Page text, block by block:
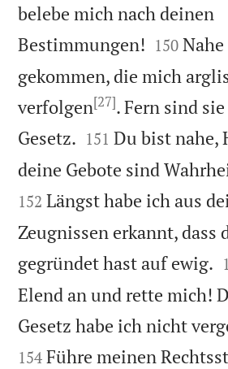
belebe mich nach deinen
Bestimmungen! 

150
gekommen, die mich
verfolgen[27]. Fern sind
Gesetz. 

151 Du bist nahe,
deine Gebote sind
152 Längst habe ich aus
Zeugnissen erkannt, dass
gegründet hast auf ewig. 
Elend an und rette mich!
Gesetz habe ich nicht
154 Führe meinen